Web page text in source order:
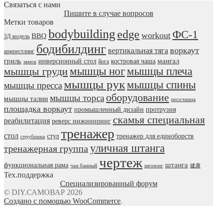
Связаться с нами
Пишите в случае вопросов
Метки товаров
3Д модель BBQ bodybuilding edge workout ФС-1
армрестлинг бодибилдинг вертикальная тяга воркаут
гриль замок инверсионный стол йога костровая чаша мангал
мышцы грудимышцы ногмышцы плеча
мышцы пресса мышцы рукмышцы спины
мышцы талии мышцы торса оборудование песочница
площадка воркаут промышленный дизайн протрузия
реабилитация реверс инжиниринг скамья специальная
стол струбцина стул тренажер тренажер для единоборств
тренажерная группа уличная штанга
функциональная рама чан банный чертеж шезлонг штанга 健康
Тех.поддержка
Специализированный форум
© DIY.САМОВАР 2026
Создано с помощью WooCommerce.